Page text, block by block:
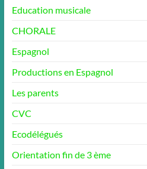
Education musicale
CHORALE
Espagnol
Productions en Espagnol
Les parents
CVC
Ecodélégués
Orientation fin de 3 ème